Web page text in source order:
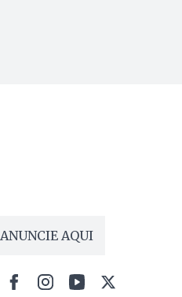
ANUNCIE AQUI